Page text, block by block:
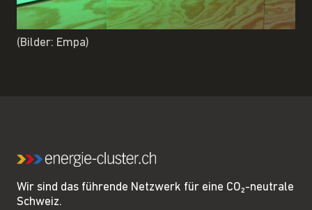
(Bilder: Empa)
Wir sind das führende Netzwerk für eine CO₂-neutrale
Schweiz.